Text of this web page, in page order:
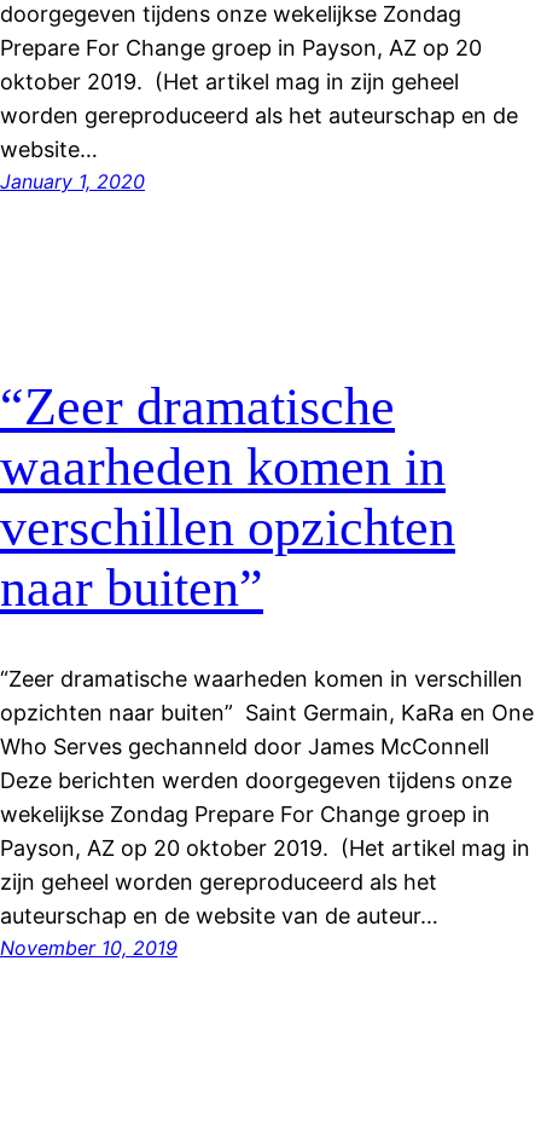
doorgegeven tijdens onze wekelijkse Zondag
Prepare For Change groep in Payson, AZ op 20
oktober 2019. (Het artikel mag in zijn geheel
worden gereproduceerd als het auteurschap en de
website…
January 1, 2020
“Zeer dramatische
waarheden komen in
verschillen opzichten
naar buiten”
“Zeer dramatische waarheden komen in verschillen
opzichten naar buiten” Saint Germain, KaRa en One
Who Serves gechanneld door James McConnell
Deze berichten werden doorgegeven tijdens onze
wekelijkse Zondag Prepare For Change groep in
Payson, AZ op 20 oktober 2019. (Het artikel mag in
zijn geheel worden gereproduceerd als het
auteurschap en de website van de auteur…
November 10, 2019